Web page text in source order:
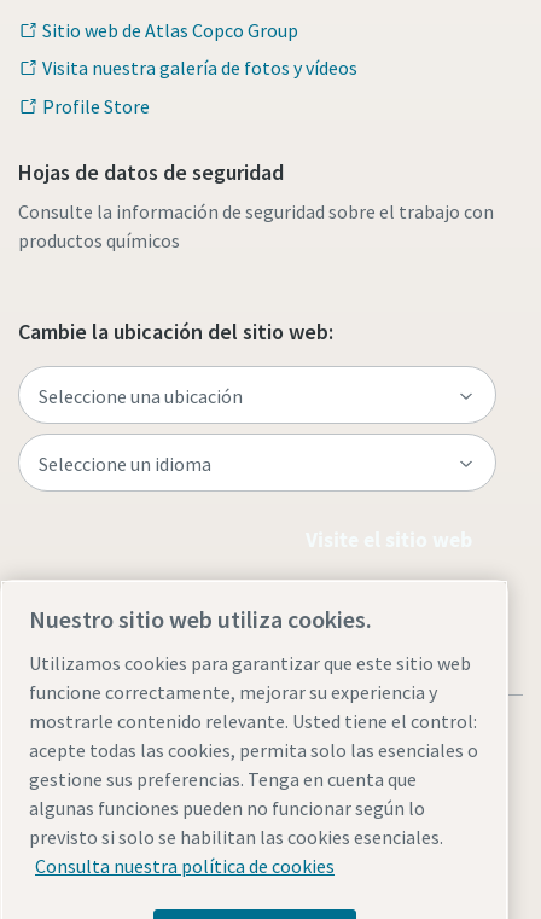
Sitio web de Atlas Copco Group
Visita nuestra galería de fotos y vídeos
Profile Store
Hojas de datos de seguridad
Consulte la información de seguridad sobre el trabajo con
productos químicos
Cambie la ubicación del sitio web:
Avisos legales y de privacidadAdministrar cookies
AccesibilidadMapa del sitio
© 2026 Atlas Copco
Nuestro sitio web utiliza cookies.
Utilizamos cookies para garantizar que este sitio web
funcione correctamente, mejorar su experiencia y
mostrarle contenido relevante. Usted tiene el control:
acepte todas las cookies, permita solo las esenciales o
gestione sus preferencias. Tenga en cuenta que
algunas funciones pueden no funcionar según lo
previsto si solo se habilitan las cookies esenciales.
Consulta nuestra política de cookies